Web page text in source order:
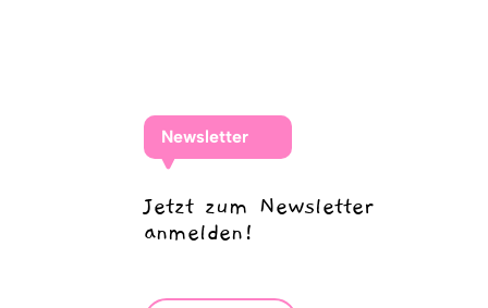
Newsletter
Jetzt zum Newsletter
anmelden!